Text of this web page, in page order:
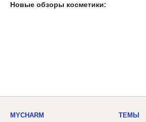
Новые обзоры косметики:
MYCHARM
ТЕМЫ